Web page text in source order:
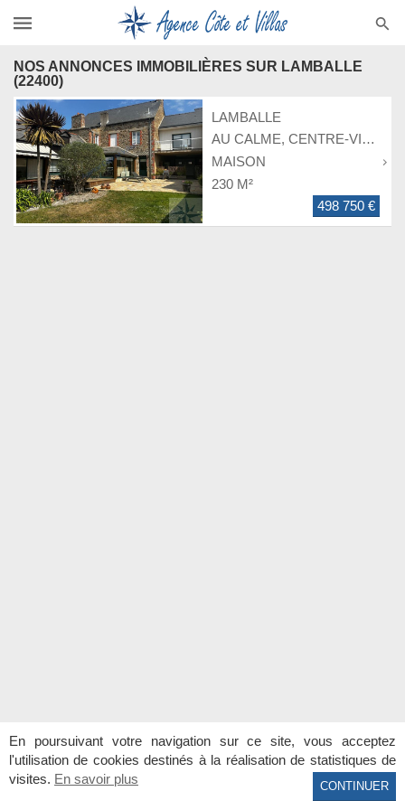
NOS ANNONCES IMMOBILIÈRES SUR LAMBALLE
(22400)
LAMBALLE
AU CALME, CENTRE-VILLE À PIED
MAISON
230 M²
498 750 €
Agence Côte et Villas - Visitez le site complet
En poursuivant votre navigation sur ce site, vous acceptez
l'utilisation de cookies destinés à la réalisation de statistiques de
visites. En savoir plus